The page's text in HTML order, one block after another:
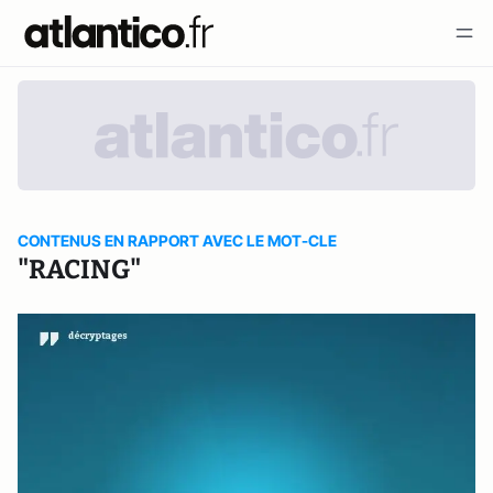
CONTENUS EN RAPPORT AVEC LE MOT-CLE
"RACING"